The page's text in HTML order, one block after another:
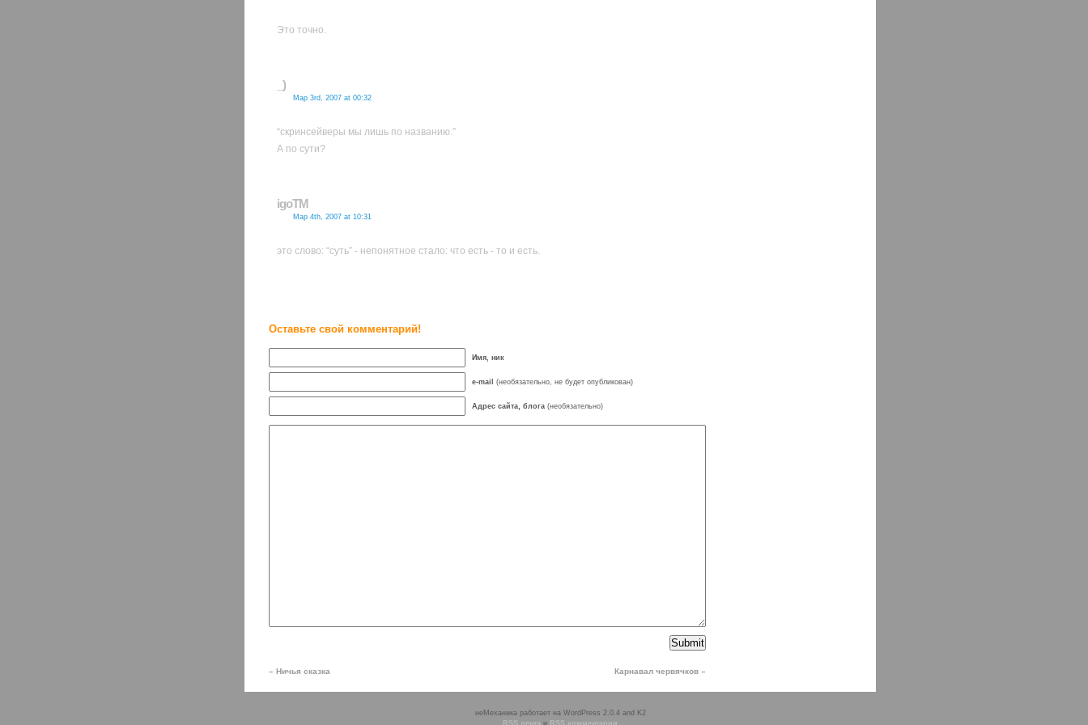
Это точно.
_)
Мар 3rd, 2007 at 00:32
“скринсейверы мы лишь по названию.”
А по сути?
igoTM
Мар 4th, 2007 at 10:31
это слово: “суть” - непонятное стало: что есть - то и есть.
Оставьте свой комментарий!
Имя, ник
e-mail (необязательно, не будет опубликован)
Адрес сайта, блога (необязательно)
« Ничья сказка Карнавал червячков »
неМеханика работает на WordPress 2.0.4 and K2
RSS лента и RSS комментарии